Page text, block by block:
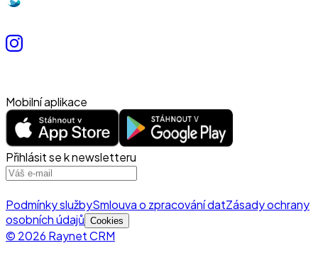
Mobilní aplikace
Přihlásit se k newsletteru
Podmínky službySmlouva o zpracování datZásady ochrany
osobních údajů Cookies
© 2026 Raynet CRM